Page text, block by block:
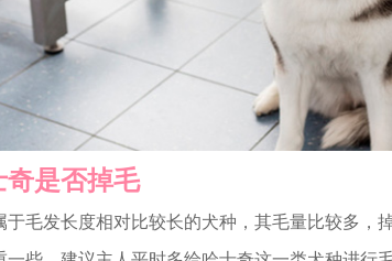
是否掉毛
发长度相对比较长的犬种，其毛量比较多，